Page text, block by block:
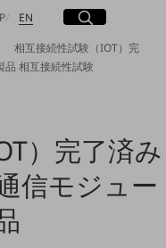
テムです。
日本語
ENEnglishサイト内検索
開く
相互接続性試験（IOT）完
品 相互接続性試験
）完了済み
信モジュー